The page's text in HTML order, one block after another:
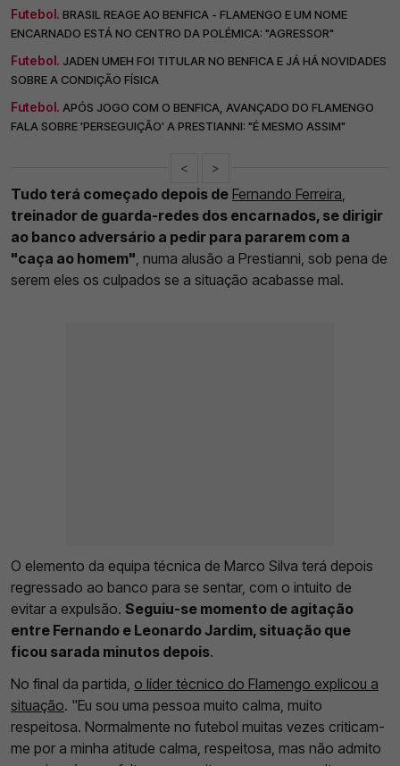
Futebol. BRASIL REAGE AO BENFICA - FLAMENGO E UM NOME
ENCARNADO ESTÁ NO CENTRO DA POLÉMICA: "AGRESSOR"
Futebol. JADEN UMEH FOI TITULAR NO BENFICA E JÁ HÁ NOVIDADES
SOBRE A CONDIÇÃO FÍSICA
Futebol. APÓS JOGO COM O BENFICA, AVANÇADO DO FLAMENGO
FALA SOBRE 'PERSEGUIÇÃO' A PRESTIANNI: "É MESMO ASSIM"
< >
Tudo terá começado depois de Fernando Ferreira
treinador de guarda-redes dos encarnados, se dirigir
ao banco adversário a pedir para pararem com a
"caça ao homem" , numa alusão a Prestianni, sob pena de
serem eles os culpados se a situação acabasse mal.
O elemento da equipa técnica de Marco Silva terá depois
regressado ao banco para se sentar, com o intuito de
evitar a expulsão. Seguiu-se momento de agitação
entre Fernando e Leonardo Jardim, situação que
ficou sarada minutos depois.
No final da partida, o líder técnico do Flamengo explicou a
situação. "Eu sou uma pessoa muito calma, muito
respeitosa. Normalmente no futebol muitas vezes criticam-
me por a minha atitude calma, respeitosa, mas não admito